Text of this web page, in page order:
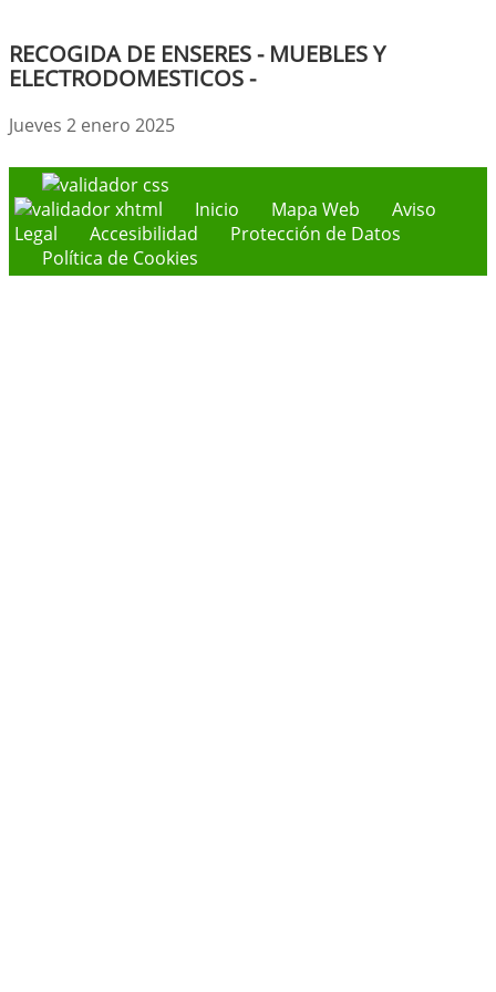
RECOGIDA DE ENSERES - MUEBLES Y
ELECTRODOMESTICOS -
Jueves 2 enero 2025
Inicio Mapa Web
Aviso
Legal
Accesibilidad
Protección de Datos
Política de Cookies